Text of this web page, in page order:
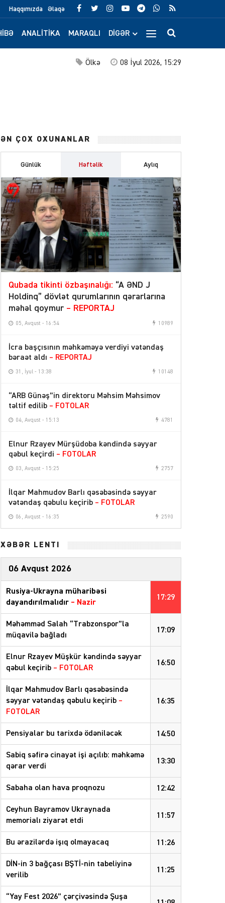
Haqqımızda Əlaqə
ANALITIKA MARAQLI DIGƏR
08 İyul 2026, 15:29
Ölkə
ƏN ÇOX OXUNANLAR
Günlük Həftəlik Aylıq
Qubada tikinti özbaşınalığı: “A ƏND J
Holdinq” dövlət qurumlarının qərarlarına
məhəl qoymur – REPORTAJ
05, Avqust - 16:54 10989
İcra başçısının məhkəməyə verdiyi vətəndaş
bəraət aldı – REPORTAJ
31, İyul - 13:38 10148
“ARB Günəş”in direktoru Məhsim Məhsimov
təltif edilib – FOTOLAR
04, Avqust - 15:13 4781
Elnur Rzayev Mürşüdoba kəndində səyyar
qəbul keçirdi – FOTOLAR
03, Avqust - 15:25 2757
İlqar Mahmudov Barlı qəsəbəsində səyyar
vətəndaş qəbulu keçirib – FOTOLAR
06, Avqust - 16:35 2590
XƏBƏR LENTİ
06 Avqust 2026
17:29
Rusiya-Ukrayna müharibəsi
dayandırılmalıdır – Nazir
17:09
Məhəmməd Salah “Trabzonspor”la
müqavilə bağladı
16:50
Elnur Rzayev Müşkür kəndində səyyar
qəbul keçirib – FOTOLAR
16:35
İlqar Mahmudov Barlı qəsəbəsində
səyyar vətəndaş qəbulu keçirib –
FOTOLAR
14:50
Pensiyalar bu tarixdə ödəniləcək
13:30
Sabiq səfirə cinayət işi açılıb: məhkəmə
qərar verdi
12:42
Sabaha olan hava proqnozu
11:57
Ceyhun Bayramov Ukraynada
memorialı ziyarət etdi
11:26
Bu ərazilərdə işıq olmayacaq
11:25
DİN-in 3 bağçası BŞTİ-nin tabeliyinə
verilib
“Yay Fest 2026” çərçivəsində Şuşa